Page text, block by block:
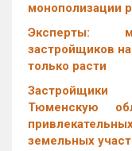
монополизации
Эксперты:
застройщиков
только расти
Тюменскую
земельных